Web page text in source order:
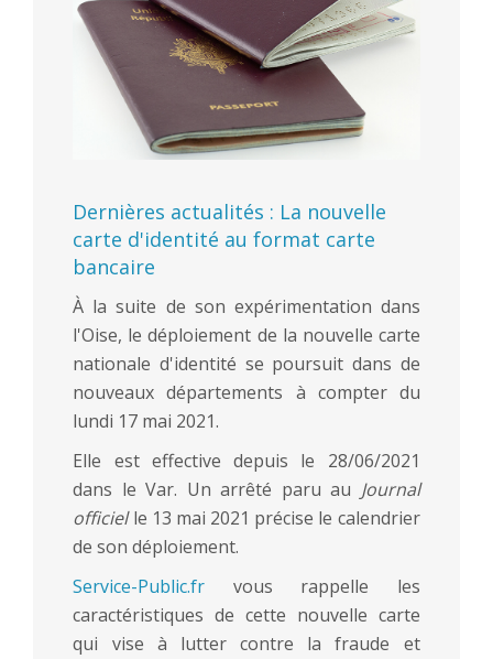
Dernières actualités : La nouvelle
carte d'identité au format carte
bancaire
À la suite de son expérimentation dans
l'Oise, le déploiement de la nouvelle carte
nationale d'identité se poursuit dans de
nouveaux départements à compter du
lundi 17 mai 2021.
Elle est effective depuis le 28/06/2021
dans le Var. Un arrêté paru au Journal
officielle 13 mai 2021 précise le calendrier
de son déploiement.
Service-Public.fr vous rappelle les
caractéristiques de cette nouvelle carte
qui vise à lutter contre la fraude et